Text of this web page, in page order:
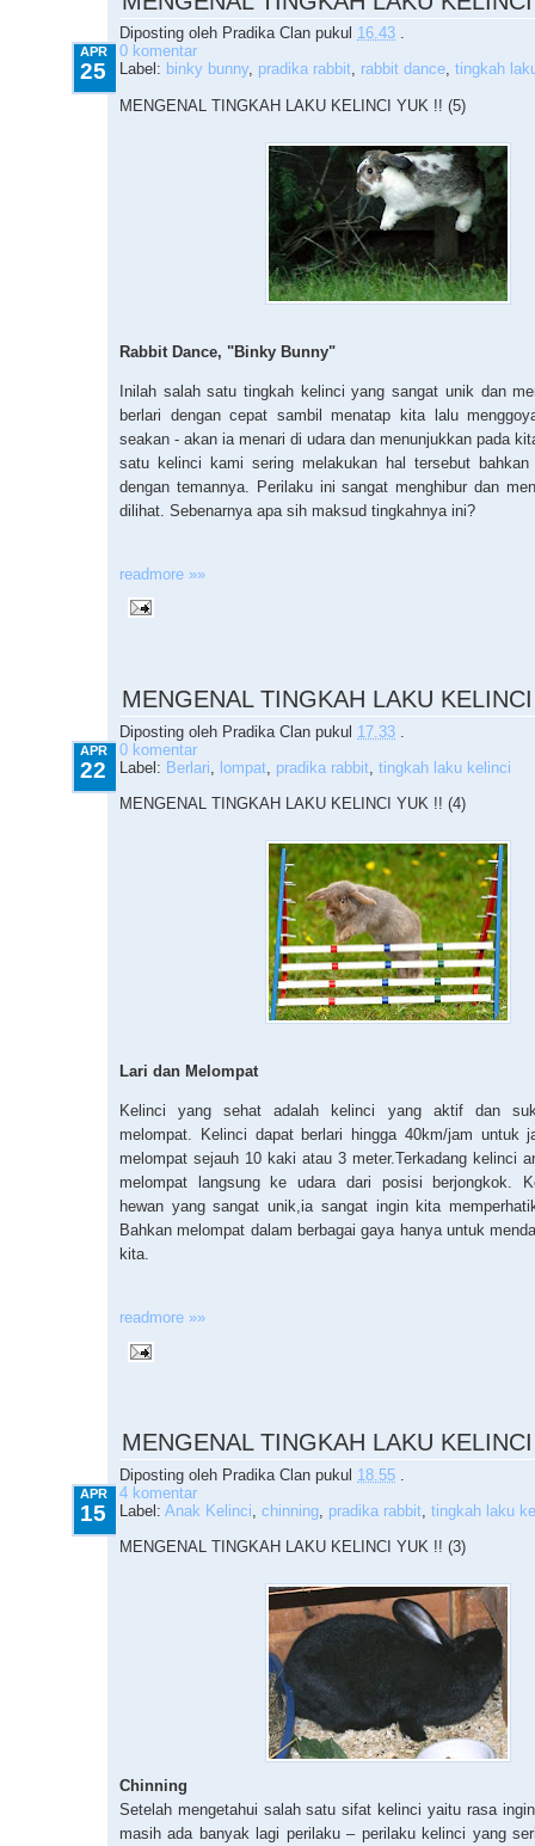
Diposting oleh Pradika Clan pukul 16.43 .
APR
25
0 komentar
Label: binky bunny, pradika rabbit, rabbit dance, tingkah
MENGENAL TINGKAH LAKU KELINCI YUK !! (5)
Rabbit Dance, "Binky Bunny"
Inilah salah satu tingkah kelinci yang sangat unik dan
berlari dengan cepat sambil menatap kita lalu
seakan - akan ia menari di udara dan menunjukkan pada
satu kelinci kami sering melakukan hal tersebut
dengan temannya. Perilaku ini sangat menghibur dan
dilihat. Sebenarnya apa sih maksud tingkahnya ini?
readmore »»
MENGENAL TINGKAH LAKU
Diposting oleh Pradika Clan pukul 17.33
APR
22
0 komentar
Label: Berlari lompat pradika rabbit tingkah laku kelinci
MENGENAL TINGKAH LAKU KELINCI YUK !! (4)
Lari dan Melompat
Kelinci yang sehat adalah kelinci yang aktif dan
melompat. Kelinci dapat berlari hingga 40km/jam untuk
melompat sejauh 10 kaki atau 3 meter.Terkadang kelinci
melompat langsung ke udara dari posisi berjongkok.
hewan yang sangat unik,ia sangat ingin kita
Bahkan melompat dalam berbagai gaya hanya untuk
kita.
readmore »»
MENGENAL TINGKAH LAKU
Diposting oleh Pradika Clan pukul 18.55
APR
15
4 komentar
Label: Anak Kelinci chinning pradika rabbit tingkah laku
MENGENAL TINGKAH LAKU KELINCI YUK !! (3)
Chinning
Setelah mengetahui salah satu sifat kelinci yaitu rasa
masih ada banyak lagi perilaku – perilaku kelinci yang